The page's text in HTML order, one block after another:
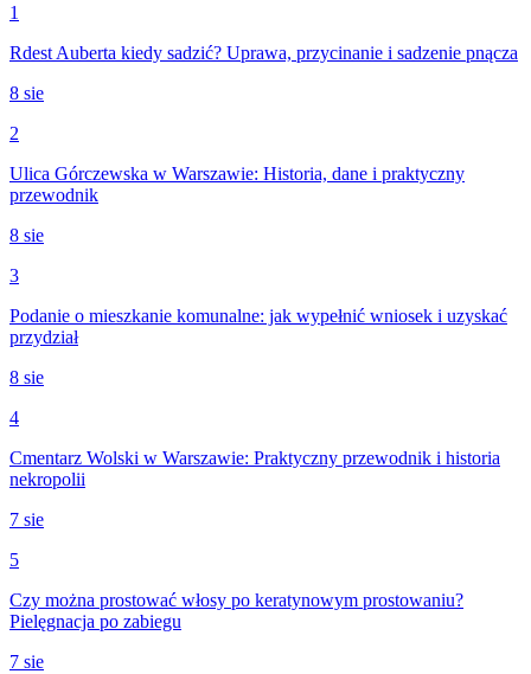
1
Rdest Auberta kiedy sadzić? Uprawa, przycinanie i sadzenie pnącza
8 sie
2
Ulica Górczewska w Warszawie: Historia, dane i praktyczny
przewodnik
8 sie
3
Podanie o mieszkanie komunalne: jak wypełnić wniosek i uzyskać
przydział
8 sie
4
Cmentarz Wolski w Warszawie: Praktyczny przewodnik i historia
nekropolii
7 sie
5
Czy można prostować włosy po keratynowym prostowaniu?
Pielęgnacja po zabiegu
7 sie